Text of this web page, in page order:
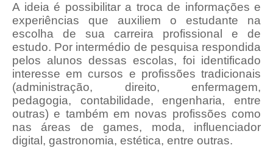
A ideia é possibilitar a troca de informações e
experiências que auxiliem o estudante na
escolha de sua carreira profissional e de
estudo. Por intermédio de pesquisa respondida
pelos alunos dessas escolas, foi identificado
interesse em cursos e profissões tradicionais
(administração, direito, enfermagem,
pedagogia, contabilidade, engenharia, entre
outras) e também em novas profissões como
nas áreas de games, moda, influenciador
digital, gastronomia, estética, entre outras.